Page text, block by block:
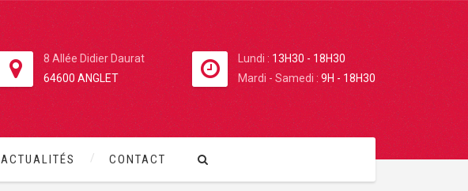
8 Allée Didier Daurat
64600 ANGLET
Lundi : 13H30 - 18H30
Mardi - Samedi : 9H - 18H30
ACTUALITÉS CONTACT